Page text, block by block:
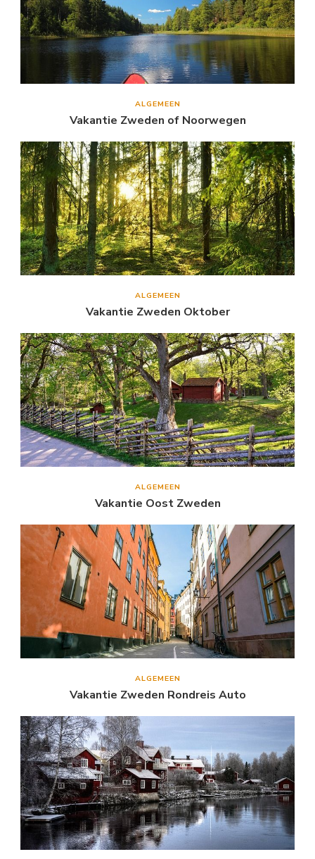
ALGEMEEN
Vakantie Zweden of Noorwegen
ALGEMEEN
Vakantie Zweden Oktober
ALGEMEEN
Vakantie Oost Zweden
ALGEMEEN
Vakantie Zweden Rondreis Auto